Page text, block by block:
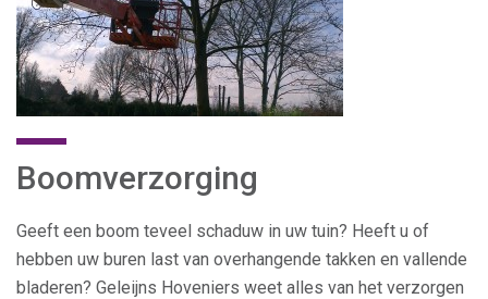
Boomverzorging
Geeft een boom teveel schaduw in uw tuin? Heeft u of
hebben uw buren last van overhangende takken en vallende
bladeren? Geleijns Hoveniers weet alles van het verzorgen